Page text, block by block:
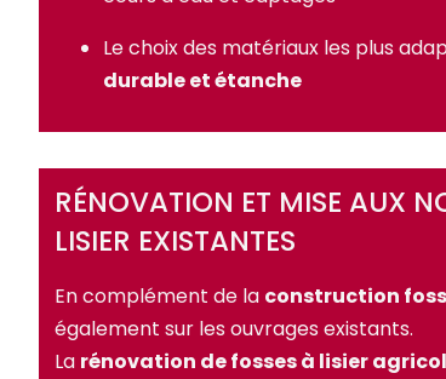
Le choix des matériaux les plus
durable et étanche
RÉNOVATION ET MISE AUX
LISIER EXISTANTES
En complément de la construction
également sur les ouvrages existants.
La rénovation de fosses à lisier